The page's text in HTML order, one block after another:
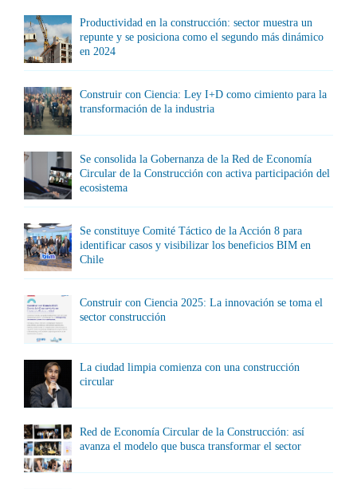
Productividad en la construcción: sector muestra un
repunte y se posiciona como el segundo más dinámico
en 2024
Construir con Ciencia: Ley I+D como cimiento para la
transformación de la industria
Se consolida la Gobernanza de la Red de Economía
Circular de la Construcción con activa participación del
ecosistema
Se constituye Comité Táctico de la Acción 8 para
identificar casos y visibilizar los beneficios BIM en
Chile
Construir con Ciencia 2025: La innovación se toma el
sector construcción
La ciudad limpia comienza con una construcción
circular
Red de Economía Circular de la Construcción: así
avanza el modelo que busca transformar el sector